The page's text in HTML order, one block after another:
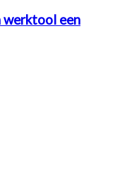
werktool een